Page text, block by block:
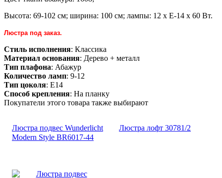
Высота: 69-102 см; ширина: 100 см; лампы: 12 х Е-14 х 60 Вт.
Люстра под заказ.
Стиль исполнения: Классика
Материал основания: Дерево + металл
Тип плафона: Абажур
Количество ламп: 9-12
Тип цоколя: E14
Способ крепления: На планку
Покупатели этого товара также выбирают
Люстра подвес Wunderlicht
Modern Style BR6017-44
Люстра лофт 30781/2